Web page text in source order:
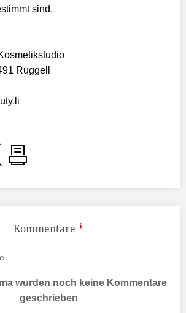
sind.
Ruggell
Kommentare
wurden noch keine Kommentare
geschrieben